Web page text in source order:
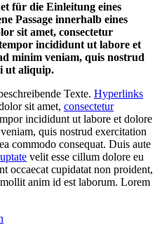
für die Einleitung eines
Passage innerhalb eines
sit amet, consectetur
incididunt ut labore et
minim veniam, quis nostrud
ut aliquip.
Texte. Hyperlinks
sit amet, consectetur
incididunt ut labore et dolore
quis nostrud exercitation
commodo consequat. Duis aute
velit esse cillum dolore eu
occaecat cupidatat non proident,
anim id est laborum. Lorem